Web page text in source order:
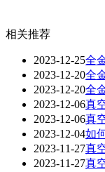
相关推荐
2023-12-25全
2023-12-20全
2023-12-20全
2023-12-06真
2023-12-06真
2023-12-04如
2023-11-27真
2023-11-27真